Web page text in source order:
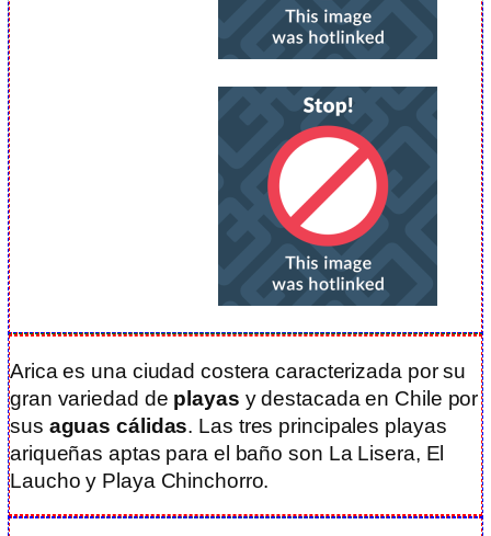
Arica es una ciudad costera caracterizada por su
gran variedad de playas y destacada en Chile por
sus aguas cálidas. Las tres principales playas
ariqueñas aptas para el baño son La Lisera, El
Laucho y Playa Chinchorro.